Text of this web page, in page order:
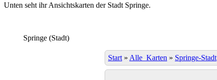
Unten seht ihr Ansichtskarten der Stadt Springe.
Springe (Stadt)
Start » Alle_Karten » Springe-Stadt